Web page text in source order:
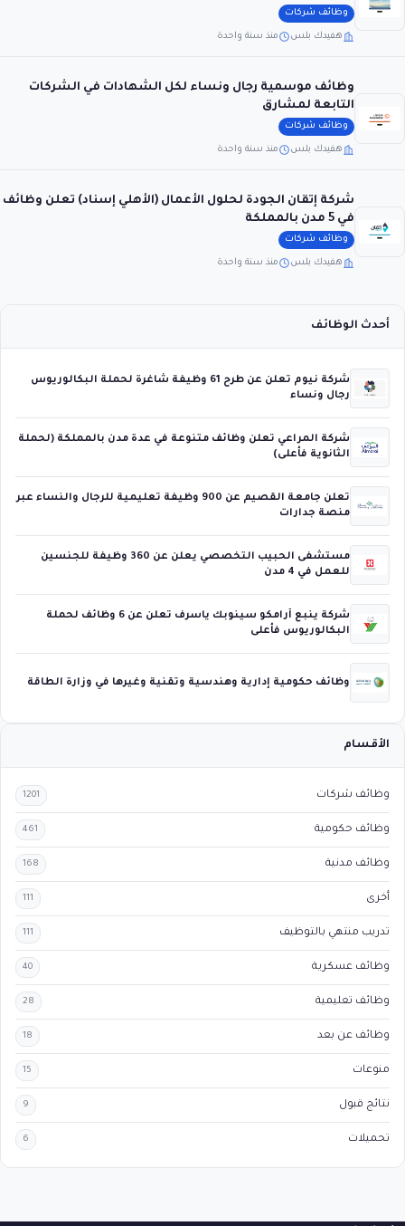
وظائف شركات
هفيدك بلس منذ سنة واحدة
وظائف موسمية رجال ونساء لكل الشهادات في الشركات
التابعة لمشارق
وظائف شركات
هفيدك بلس منذ سنة واحدة
شركة إتقان الجودة لحلول الأعمال (الأهلي إسناد) تعلن وظائف
في 5 مدن بالمملكة
وظائف شركات
هفيدك بلس منذ سنة واحدة
أحدث الوظائف
شركة نيوم تعلن عن طرح 61 وظيفة شاغرة لحملة البكالوريوس
رجال ونساء
شركة المراعي تعلن وظائف متنوعة في عدة مدن بالمملكة (لحملة
الثانوية فأعلى)
تعلن جامعة القصيم عن 900 وظيفة تعليمية للرجال والنساء عبر
منصة جدارات
مستشفى الحبيب التخصصي يعلن عن 360 وظيفة للجنسين
للعمل في 4 مدن
شركة ينبع أرامكو سينوبك ياسرف تعلن عن 6 وظائف لحملة
البكالوريوس فأعلى
وظائف حكومية إدارية وهندسية وتقنية وغيرها في وزارة الطاقة
الأقسام
وظائف شركات 1201
وظائف حكومية 461
وظائف مدنية 168
أخرى 111
تدريب منتهي بالتوظيف 111
وظائف عسكرية 40
وظائف تعليمية 28
وظائف عن بعد 18
منوعات 15
نتائج قبول 9
تحميلات 6